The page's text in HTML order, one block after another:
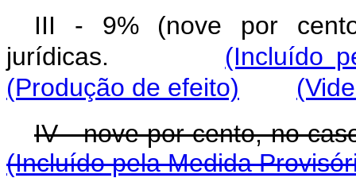
III - 9% (nove por
jurídicas. (Incluído
(Produção de efeito)
IV - nove por cento, no
(Incluído pela Medida